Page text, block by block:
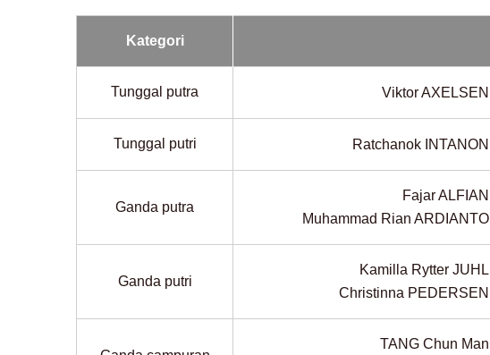
Kategori
Tunggal putra Viktor AXELSEN
Tunggal putri Ratchanok INTANON
Ganda putra
Fajar ALFIAN
Muhammad Rian ARDIANTO
Ganda putri
Kamilla Rytter JUHL
Christinna PEDERSEN
TANG Chun Man